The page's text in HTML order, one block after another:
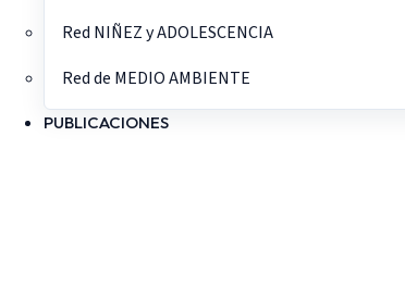
Red NIÑEZ y ADOLESCENCIA
Red de MEDIO AMBIENTE
PUBLICACIONES